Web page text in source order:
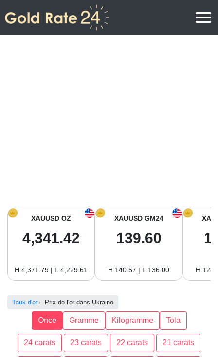
Prix de l’or aujourd’hui en Amérique du Sud
XAUUSD OZ
4,341.42
H:4,371.79 | L:4,229.61
XAUUSD GM24
139.60
H:140.57 | L:136.00
Taux d'or Prix de l'or dans Ukraine
Once Gramme Kilogramme Tola
24 carats 23 carats 22 carats 21 carats